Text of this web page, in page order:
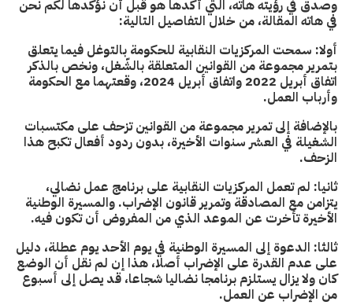
وصدق في رؤيته هاته، التي أكدها هو قبل أن نؤكدها لكم نحن
في هاته المقالة، من خلال التفاصيل التالية:
أولا: سمحت المركزيات النقابية للحكومة بالتوغل فيما يتعلق
بتمرير مجموعة من القوانين المتعلقة بالشّغل، ونخص بالذكر
اتفاق أبريل 2022 واتفاق أبريل 2024، وقعتهما مع الحكومة
وأرباب العمل.
بالإضافة إلى تمرير مجموعة من القوانين تزحف على مكتسبات
الشغيلة في العشر سنوات الأخيرة، بدون ردود أفعال تكبح هذا
الزحف.
ثانيا: لم تعمل المركزيات النقابية على برنامج عمل نضالي،
يتزامن مع المصادقة وتمرير قانون الإضراب. والمسيرة الوطنية
الأخيرة تأخرت عن الموعد الذي من المفروض أن تكون فيه.
ثالثا: الدعوة إلى المسيرة الوطنية في يوم الأحد يوم عطلة، دليل
على عدم القدرة على الإضراب أصلا، هذا إن لم نقل أن الوضع
كان ولا يزال يستلزم برنامجا نضاليا شجاعا، قد يصل إلى أسبوع
من الإضراب عن العمل.